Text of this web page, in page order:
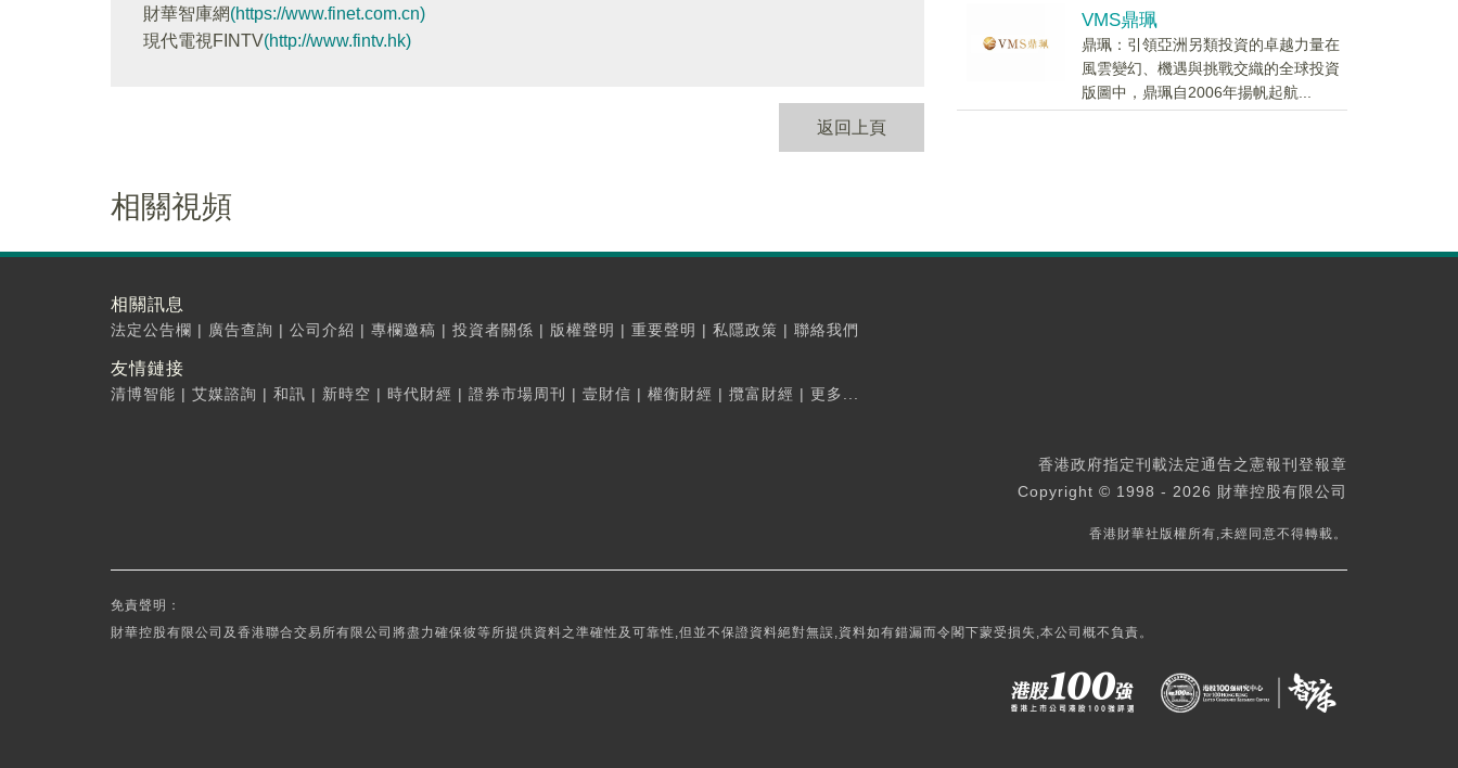
財華智庫網(https://www.finet.com.cn)
現代電視FINTV(http://www.fintv.hk)
返回上頁
相關視頻
VMS鼎珮
鼎珮：引領亞洲另類投資的卓越力量在
風雲變幻、機遇與挑戰交織的全球投資
版圖中，鼎珮自2006年揚帆起航...
相關訊息
法定公告欄 | 廣告查詢 | 公司介紹 | 專欄邀稿 | 投資者關係 | 版權聲明 | 重要聲明 | 私隱政策 | 聯絡我們
友情鏈接
清博智能 | 艾媒諮詢 | 和訊 | 新時空 | 時代財經 | 證券市場周刊 | 壹財信 | 權衡財經 | 攬富財經 | 更多...
香港政府指定刊載法定通告之憲報刊登報章
Copyright © 1998 - 2026 財華控股有限公司
香港財華社版權所有,未經同意不得轉載。
免責聲明：
財華控股有限公司及香港聯合交易所有限公司將盡力確保彼等所提供資料之準確性及可靠性,但並不保證資料絕對無誤,資料如有錯漏而令閣下蒙受損失,本公司概不負責。